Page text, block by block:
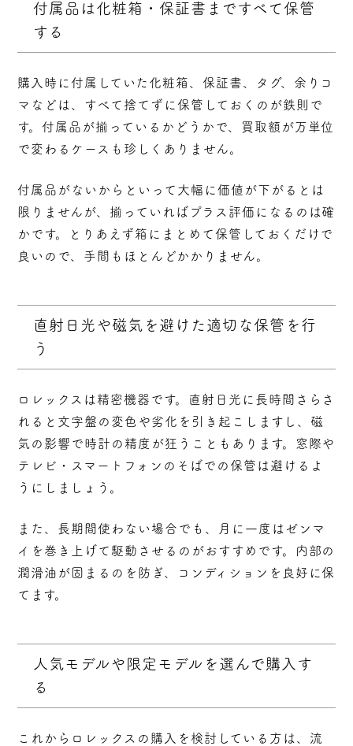
付属品は化粧箱・保証書まですべて保管
する
購入時に付属していた化粧箱、保証書、タグ、余りコ
マなどは、
すべて捨てずに保管しておくのが鉄則 で
す。付属品が揃っているかどうかで、買取額が万単位
で変わるケースも珍しくありません。
付属品がないからといって大幅に価値が下がるとは
限りませんが、揃っていればプラス評価になるのは確
かです。とりあえず箱にまとめて保管しておくだけで
良いので、手間もほとんどかかりません。
直射日光や磁気を避けた適切な保管を行
う
ロレックスは精密機器です。直射日光に長時間さらさ
れると文字盤の変色や劣化を引き起こしますし、磁
気の影響で時計の精度が狂うこともあります。
窓際や
テレビ・スマートフォンのそばでの保管は避ける よ
うにしましょう。
また、長期間使わない場合でも、月に一度はゼンマ
イを巻き上げて駆動させるのがおすすめです。内部の
潤滑油が固まるのを防ぎ、コンディションを良好に保
てます。
人気モデルや限定モデルを選んで購入す
る
これからロレックスの購入を検討している方は、 流